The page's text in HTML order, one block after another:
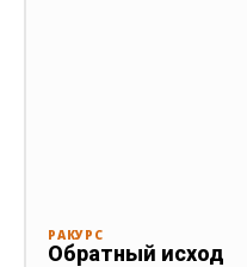
РАКУРС
Обратный исход